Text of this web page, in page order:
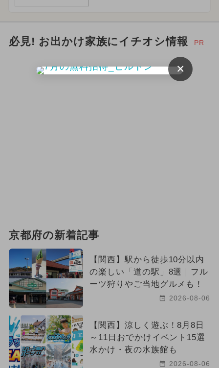
必見! お出かけ家族にイチオシ情報 PR
京都府の新着記事
【関西】駅から徒歩10分以内
の楽しい「道の駅」8選｜フル
ーツ狩りやご当地グルメも！
2026-08-06
【関西】涼しく遊ぶ！8月8日
～11日おでかけイベント15選
水かけ・夜の水族館も
2026-08-06
×